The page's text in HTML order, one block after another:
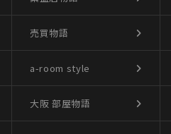
売買物語
a-room style
大阪 部屋物語